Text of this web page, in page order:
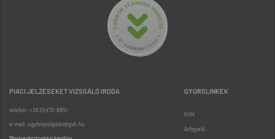
PIACI JELZÉSEKET VIZSGÁLÓ IRODA
telefon: +36 (1) 472-8851
e-mail: ugyfelszolgalat@gvh.hu
GYORSLINKEK
GVH
Árfigyelő